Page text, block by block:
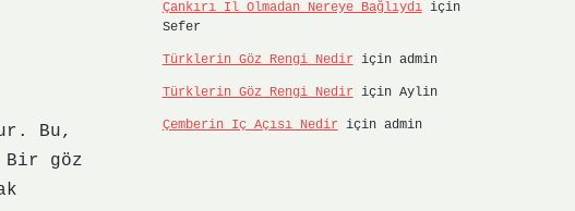
Bu,
Bir göz
Çankırı Il Olmadan Nereye Bağlıydıiçin
Sefer
Türklerin Göz Rengi Nedir için admin
Türklerin Göz Rengi Nedir için Aylin
Çemberin Iç Açısı Nedir için admin